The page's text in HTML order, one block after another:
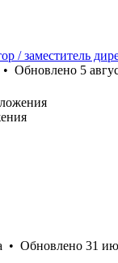
/ заместитель
• Обновлено 5
• Обновлено 31